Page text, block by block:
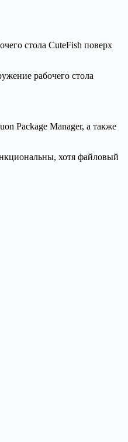
стола CuteFish поверх
рабочего стола
Package Manager, а также
хотя файловый